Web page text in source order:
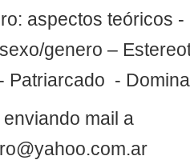
aspectos teóricos
genero –
Patriarcado -
mail a